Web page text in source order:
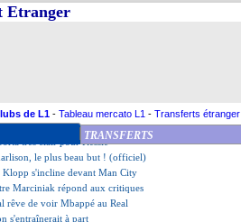
Etranger
de L1 - Tableau mercato L1 - Transferts étranger
TRANSFERTS
pour Aït-Nouri
raccroche les crampons ! (off.)
Guardiola salue la légende De Bruyne
Day, Genesio tacle la LFP
très clair pour Kessié
le plus beau but ! (officiel)
Klopp s'incline devant Man City
Marciniak répond aux critiques
rêve de voir Mbappé au Real
s'entraînerait à part